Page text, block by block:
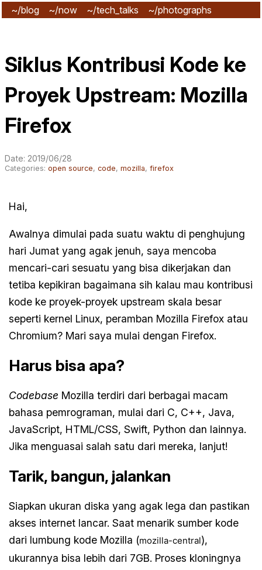
~/blog ~/now ~/tech_talks
~/photographs
Siklus Kontribusi Kode ke
Proyek Upstream: Mozilla
Firefox
Date: 2019/06/28
Categories:open source,code,mozilla,firefox
Hai,
Awalnya dimulai pada suatu waktu di penghujung
hari Jumat yang agak jenuh, saya mencoba
mencari-cari sesuatu yang bisa dikerjakan dan
tetiba kepikiran bagaimana sih kalau mau kontribusi
kode ke proyek-proyek upstream skala besar
seperti kernel Linux, peramban Mozilla Firefox atau
Chromium? Mari saya mulai dengan Firefox.
Harus bisa apa?
Codebase Mozilla terdiri dari berbagai macam
bahasa pemrograman, mulai dari C, C++, Java,
JavaScript, HTML/CSS, Swift, Python dan lainnya.
Jika menguasai salah satu dari mereka, lanjut!
Tarik, bangun, jalankan
Siapkan ukuran diska yang agak lega dan pastikan
akses internet lancar. Saat menarik sumber kode
dari lumbung kode Mozilla (mozilla-central),
ukurannya bisa lebih dari 7GB. Proses kloningnya